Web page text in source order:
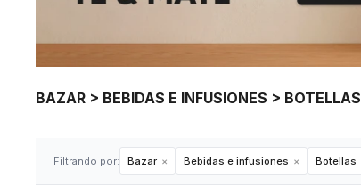
BAZAR > BEBIDAS E INFUSIONES > BOTELLAS
Filtrando por: Bazar Bebidas e infusiones Botellas